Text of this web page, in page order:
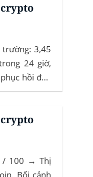
3,45
24 giờ,
hồi đầu
63%, giữ
chỉnh nhẹ.
/ 100 → Thị